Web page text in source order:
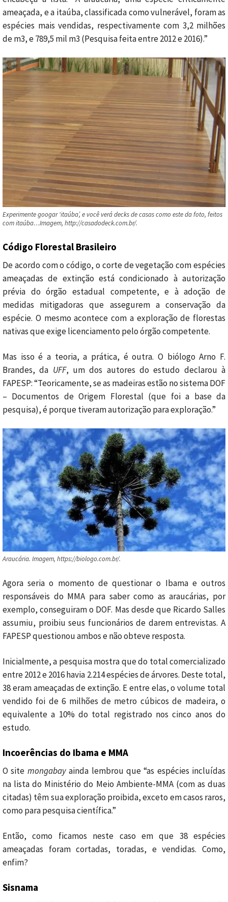
ameaçada, e a itaúba, classificada como vulnerável, foram as
espécies mais vendidas, respectivamente com 3,2 milhões
de m3, e 789,5 mil m3 (Pesquisa feita entre 2012 e 2016).”
Experimente googar ‘itaúba’, e você verá decks de casas como este da foto, feitos
com itaúba…Imagem, http://casadodeck.com.br/.
Código Florestal Brasileiro
De acordo com o código, o corte de vegetação com espécies
ameaçadas de extinção está condicionado à autorização
prévia do órgão estadual competente, e à adoção de
medidas mitigadoras que assegurem a conservação da
espécie. O mesmo acontece com a exploração de florestas
nativas que exige licenciamento pelo órgão competente.
Mas isso é a teoria, a prática, é outra. O biólogo Arno F.
Brandes, da UFF, um dos autores do estudo declarou à
FAPESP: “Teoricamente, se as madeiras estão no sistema DOF
– Documentos de Origem Florestal (que foi a base da
pesquisa), é porque tiveram autorização para exploração.”
Araucária. Imagem, https://biologo.com.br/.
Agora seria o momento de questionar o Ibama e outros
responsáveis do MMA para saber como as araucárias, por
exemplo, conseguiram o DOF. Mas desde que Ricardo Salles
assumiu, proibiu seus funcionários de darem entrevistas. A
FAPESP questionou ambos e não obteve resposta.
Inicialmente, a pesquisa mostra que do total comercializado
entre 2012 e 2016 havia 2.214 espécies de árvores. Deste total,
38 eram ameaçadas de extinção. E entre elas, o volume total
vendido foi de 6 milhões de metro cúbicos de madeira, o
equivalente a 10% do total registrado nos cinco anos do
estudo.
Incoerências do Ibama e MMA
O site mongabayainda lembrou que “as espécies incluídas
na lista do Ministério do Meio Ambiente-MMA (com as duas
citadas) têm sua exploração proibida, exceto em casos raros,
como para pesquisa científica.”
Então, como ficamos neste caso em que 38 espécies
ameaçadas foram cortadas, toradas, e vendidas. Como,
enfim?
Sisnama